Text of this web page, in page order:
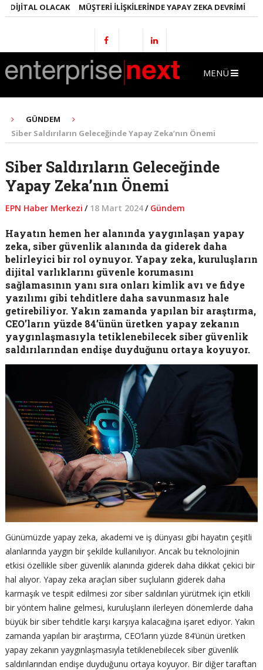
OLACAK MÜŞTERI İLIŞKILERINDE YAPAY ZEKA DEVRIMI
MENÜ
GÜNDEM
Siber Saldırıların Geleceğinde Yapay Zeka’nın Önemi
Siber Saldırıların Geleceğinde
Yapay Zeka’nın Önemi
EPN Haber Merkezi / 18 Mart 2024/ Gündem
Hayatın hemen her alanında yaygınlaşan yapay
zeka, siber güvenlik alanında da giderek daha
belirleyici bir rol oynuyor. Yapay zeka, kuruluşların
dijital varlıklarını güvenle korumasını
sağlamasının yanı sıra onları kimlik avı ve fidye
yazılımı gibi tehditlere daha savunmasız hale
getirebiliyor. Yakın zamanda yapılan bir araştırma,
CEO’ların yüzde 84’ünün üretken yapay zekanın
yaygınlaşmasıyla tetiklenebilecek siber güvenlik
saldırılarından endişe duyduğunu ortaya koyuyor.
Günümüzde yapay zeka, akademi ve iş dünyası gibi hayatın çeşitli
alanlarında yaygın bir şekilde kullanılıyor. Ancak bu teknolojinin
etkisi özellikle siber güvenlik alanında giderek daha dikkat çekici bir
hal alıyor. Yapay zeka araçları siber suçluların giderek daha
karmaşık ve tespit edilmesi zor siber saldırıları yürütmek için etkili
bir yöntem haline gelmesi, kuruluşların ilerleyen dönemlerde daha
büyük bir siber tehditle karşı karşıya kalacağına işaret ediyor. Yakın
zamanda yapılan bir araştırma, CEO’ların yüzde 84’ünün üretken
yapay zekanın yaygınlaşmasıyla tetiklenebilecek siber güvenlik
saldırılarından endişe duyduğunu ortaya koyuyor. Bir diğer taraftan